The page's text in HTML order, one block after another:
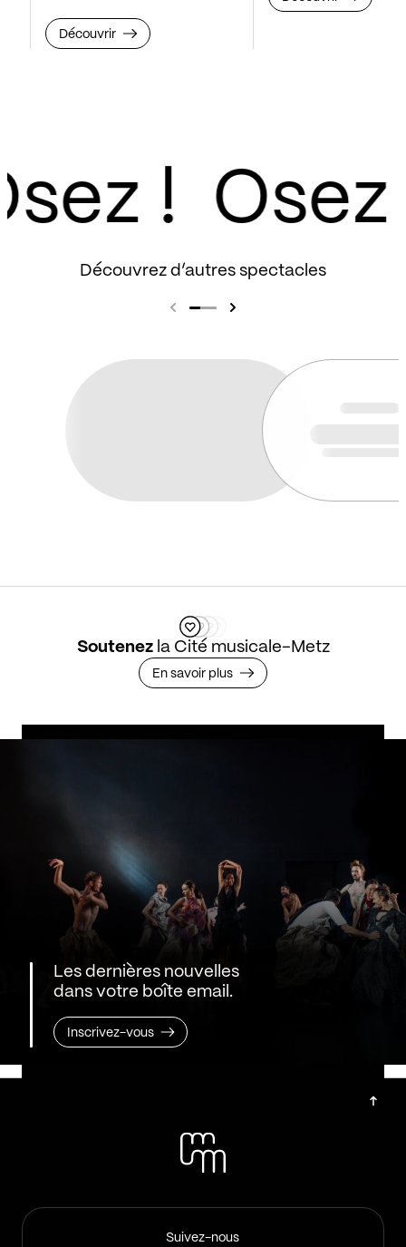
Découvrir
!
Découvrez d’autres spectacles
Soutenezla Cité musicale-Metz
En savoir plus
Les dernières nouvelles
dans votre boîte email.
Inscrivez-vous
Suivez-nous